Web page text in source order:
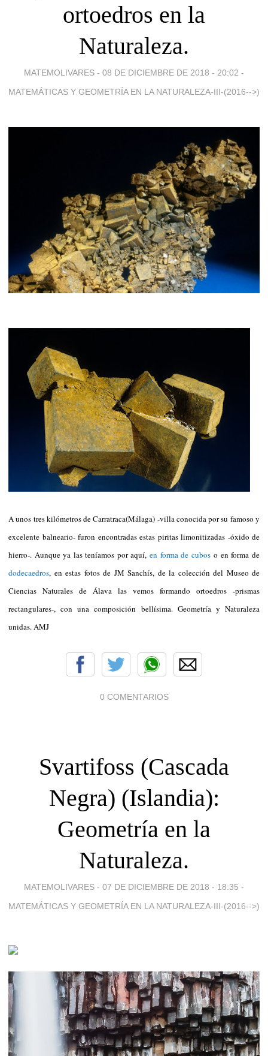
ortoedros en la
Naturaleza.
MATEMOLIVARES - 08 DE DICIEMBRE DE 2018 - 20:02 -
MATEMÁTICAS Y GEOMETRÍA EN LA NATURALEZA-III-(2016-->)
A unos tres kilómetros de Carratraca(Málaga) -villa conocida por su famoso y
excelente balneario- furon encontradas estas piritas limonitizadas -óxido de
hierro-. Aunque ya las teníamos por aquí, en forma de cuboso en forma de
dodecaedros, en estas fotos de JM Sanchís, de la colección del Museo de
Ciencias Naturales de Álava las vemos formando ortoedros -prismas
rectangulares-, con una composición bellísima. Geometría y Naturaleza
unidas. AMJ
0 COMENTARIOS
Svartifoss (Cascada
Negra) (Islandia):
Geometría en la
Naturaleza.
MATEMOLIVARES - 07 DE DICIEMBRE DE 2018 - 18:35 -
MATEMÁTICAS Y GEOMETRÍA EN LA NATURALEZA-III-(2016-->)